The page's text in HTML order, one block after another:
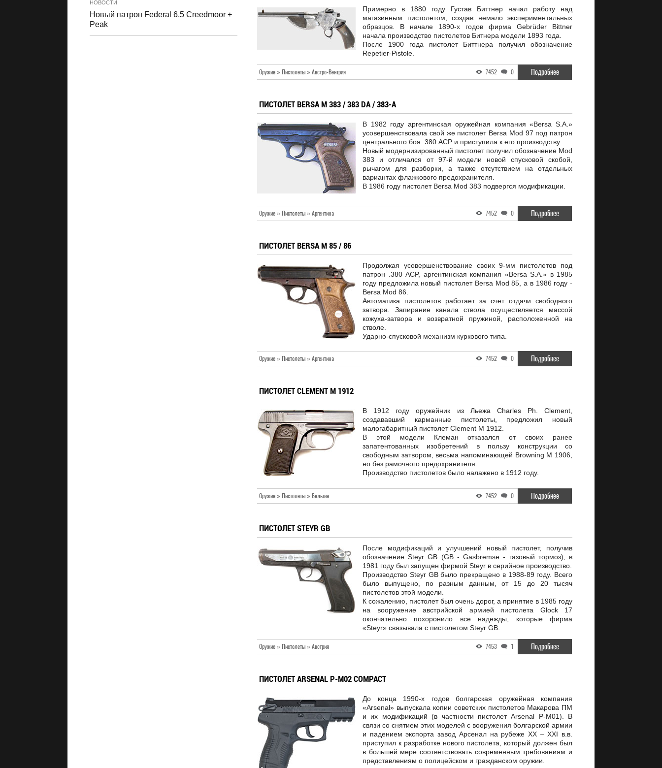
Примерно в 1880 году Густав Биттнер начал работу над
магазинным пистолетом, создав немало экспериментальных
образцов. В начале 1890-х годов фирма Gebrüder Bittner
начала производство пистолетов Битнера модели 1893 года.
После 1900 года пистолет Биттнера получил обозначение
Repetier-Pistole.
Оружие » Пистолеты » Австро-Венгрия 7452 0 Подробнее
ПИСТОЛЕТ BERSA M 383 / 383 DA / 383-A
В 1982 году аргентинская оружейная компания «Bersa S.A.»
усовершенствовала свой же пистолет Bersa Mod 97 под патрон
центрального боя .380 ACP и приступила к его производству.
Новый модернизированный пистолет получил обозначение Mod
383 и отличался от 97-й модели новой спусковой скобой,
рычагом для разборки, а также отсутствием на отдельных
вариантах флажкового предохранителя.
В 1986 году пистолет Bersa Mod 383 подвергся модификации.
Оружие » Пистолеты » Аргентина 7452 0 Подробнее
ПИСТОЛЕТ BERSA M 85 / 86
Продолжая усовершенствование своих 9-мм пистолетов под
патрон .380 ACP, аргентинская компания «Bersa S.A.» в 1985
году предложила новый пистолет Bersa Mod 85, а в 1986 году -
Bersa Mod 86.
Автоматика пистолетов работает за счет отдачи свободного
затвора. Запирание канала ствола осуществляется массой
кожуха-затвора и возвратной пружиной, расположенной на
стволе.
Ударно-спусковой механизм куркового типа.
Оружие » Пистолеты » Аргентина 7452 0 Подробнее
ПИСТОЛЕТ CLEMENT M 1912
В 1912 году оружейник из Льежа Charles Ph. Clement,
создававший карманные пистолеты, предложил новый
малогабаритный пистолет Clement M 1912.
В этой модели Клеман отказался от своих ранее
запатентованных изобретений в пользу конструкции со
свободным затвором, весьма напоминающей Browning M 1906,
но без рамочного предохранителя.
Производство пистолетов было налажено в 1912 году.
Оружие » Пистолеты » Бельгия 7452 0 Подробнее
ПИСТОЛЕТ STEYR GB
После модификаций и улучшений новый пистолет, получив
обозначение Steyr GB (GB - Gasbremse - газовый тормоз), в
1981 году был запущен фирмой Steyr в серийное производство.
Производство Steyr GB было прекращено в 1988-89 году. Всего
было выпущено, по разным данным, от 15 до 20 тысяч
пистолетов этой модели.
К сожалению, пистолет был очень дорог, а принятие в 1985 году
на вооружение австрийской армией пистолета Glock 17
окончательно похоронило все надежды, которые фирма
«Steyr» связывала с пистолетом Steyr GB.
Оружие » Пистолеты » Австрия 7453 1 Подробнее
ПИСТОЛЕТ ARSENAL P-M02 COMPACT
До конца 1990-х годов болгарская оружейная компания
«Arsenal» выпускала копии советских пистолетов Макарова ПМ
и их модификаций (в частности пистолет Arsenal P-M01). В
связи со снятием этих моделей с вооружения болгарской армии
и падением экспорта завод Арсенал на рубеже XX – XXI в.в.
приступил к разработке нового пистолета, который должен был
в большей мере соответствовать современным требованиям и
представлениям о полицейском и гражданском оружии.
НОВОСТИ
Новый патрон Federal 6.5 Creedmoor +
Peak